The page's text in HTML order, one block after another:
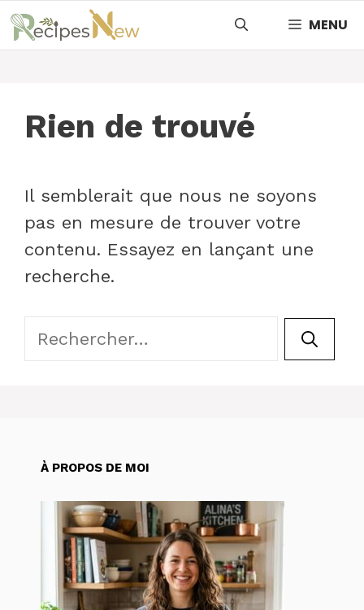
Aller
au
MENU
Rien de trouvé
Il semblerait que nous ne soyons
pas en mesure de trouver votre
contenu. Essayez en lançant une
recherche.
Rechercher :
À PROPOS DE MOI